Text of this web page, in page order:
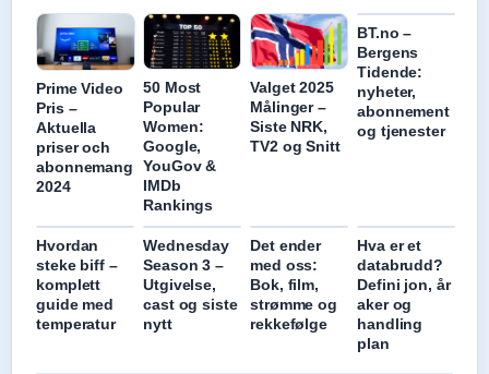
Prime Video
Pris –
Aktuella
priser och
abonnemang
2024
50 Most
Popular
Women:
Google,
YouGov &
IMDb
Rankings
Valget 2025
Målinger –
Siste NRK,
TV2 og Snitt
BT.no –
Bergens
Tidende:
nyheter,
abonnement
og tjenester
Hvordan
steke biff –
komplett
guide med
temperatur
Wednesday
Season 3 –
Utgivelse,
cast og siste
nytt
Det ender
med oss:
Bok, film,
strømme og
rekkefølge
Hva er et
databrudd?
Defini jon, år
aker og
handling
plan